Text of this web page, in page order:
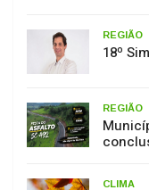
REGIÃO
18º
REGIÃO
CLIMA